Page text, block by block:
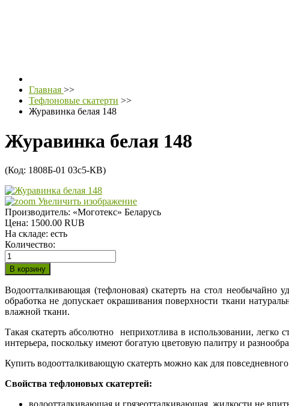
Главная >>
Тефлоновые скатерти >>
Журавинка белая 148
Журавинка белая 148
(Код: 1808Б-01 03с5-КВ)
Увеличить изображение
Производитель: «Моготекс» Беларусь
Цена: 1500.00 RUB
На складе: есть
Количество:
Водоотталкивающая (тефлоновая) скатерть на стол необычайно
обработка не допускает окрашивания поверхности ткани
влажной ткани.
Такая скатерть абсолютно неприхотлива в использовании,
интерьера, поскольку имеют богатую цветовую палитру и
Купить водоотталкивающую скатерть можно как для
Свойства тефлоновых скатертей: